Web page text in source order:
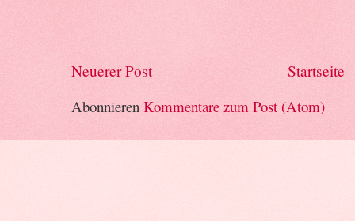
Neuerer Post
Startseite
Abonnieren Kommentare zum Post (Atom)